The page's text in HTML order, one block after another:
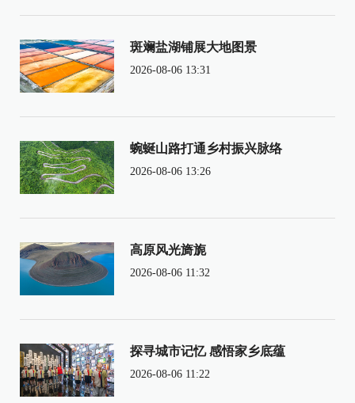
斑斓盐湖铺展大地图景
2026-08-06 13:31
蜿蜒山路打通乡村振兴脉络
2026-08-06 13:26
高原风光旖旎
2026-08-06 11:32
探寻城市记忆 感悟家乡底蕴
2026-08-06 11:22